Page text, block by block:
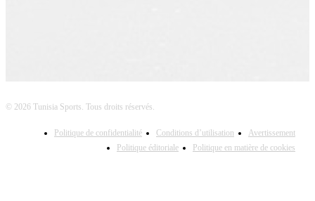
© 2026 Tunisia Sports. Tous droits réservés.
Politique de confidentialité Conditions d’utilisation
Avertissement
Politique éditoriale
Politique en matière de cookies